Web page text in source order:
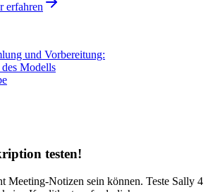
erfahren
und Vorbereitung:
Modells
testen!
Meeting-Notizen sein können. Teste Sally 4